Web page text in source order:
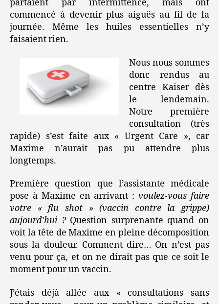
partaient par intermittence, mais ont
commencé à devenir plus aiguës au fil de la
journée. Même les huiles essentielles n’y
faisaient rien.
Nous nous sommes
donc rendus au
centre Kaiser dès
le lendemain.
Notre première
consultation (très
rapide) s’est faite aux « Urgent Care », car
Maxime n’aurait pas pu attendre plus
longtemps.
Première question que l’assistante médicale
pose à Maxime en arrivant :voulez-vous faire
votre « flu shot » (vaccin contre la grippe)
aujourd’hui ?Question surprenante quand on
voit la tête de Maxime en pleine décomposition
sous la douleur. Comment dire… On n’est pas
venu pour ça, et on ne dirait pas que ce soit le
moment pour un vaccin.
J’étais déjà allée aux « consultations sans